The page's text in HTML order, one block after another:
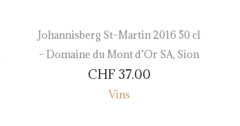
Johannisberg St–Martin 2016 50 cl
– Domaine du Mont d’Or SA, Sion
CHF 37.00
Vins